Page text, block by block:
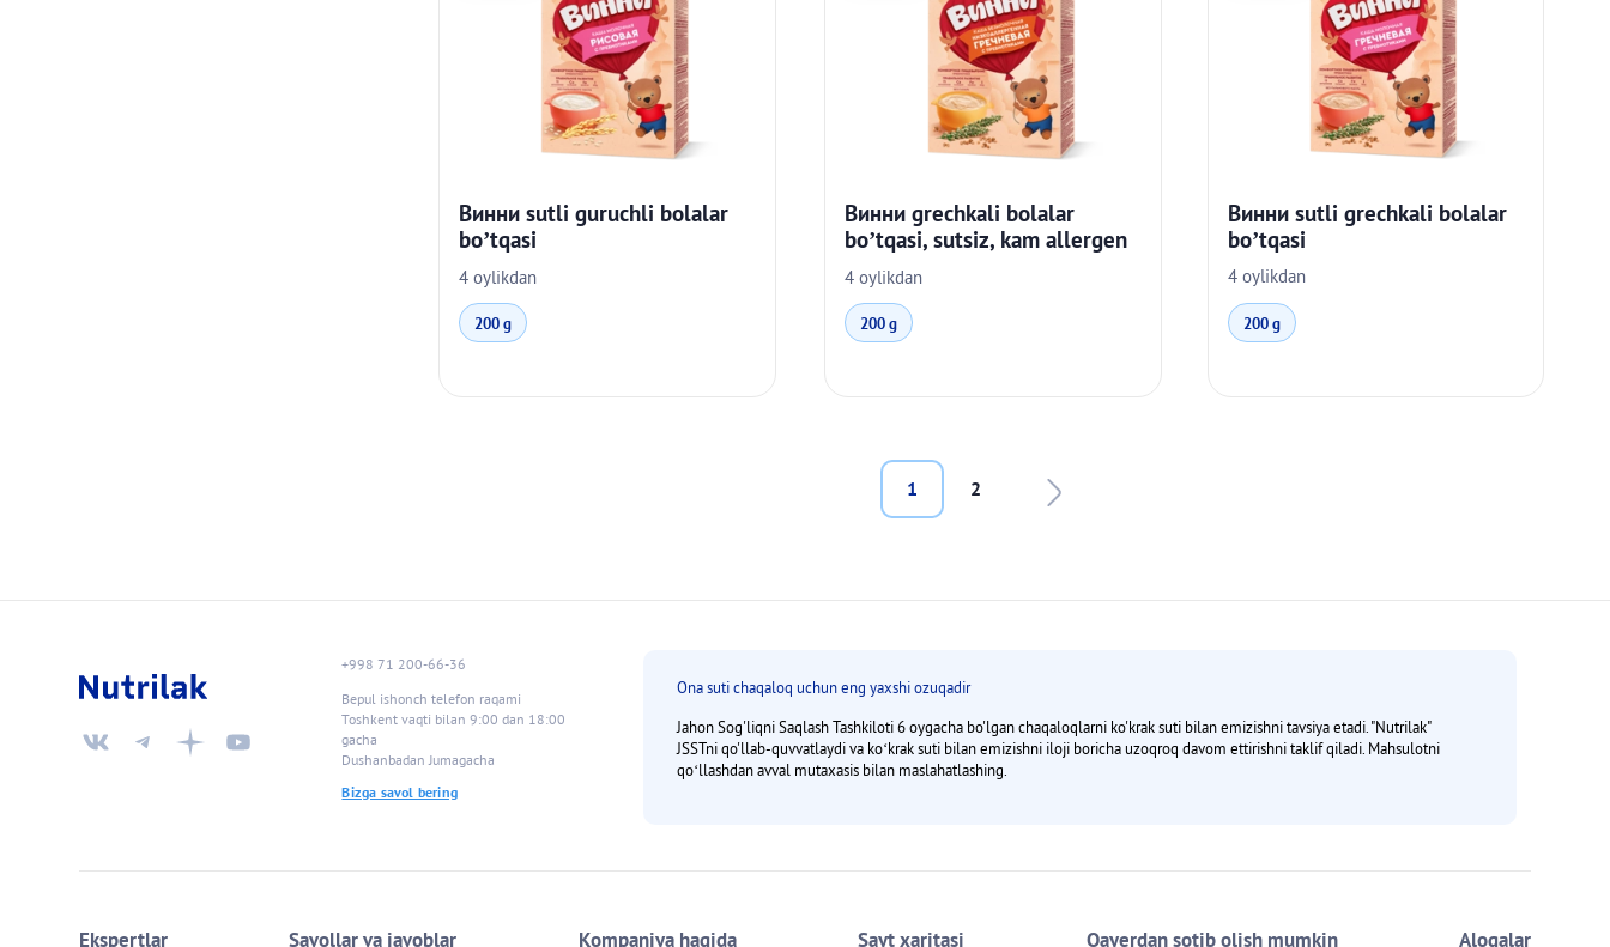
Винни sutli guruchli bolalar
bo’tqasi
4 oylikdan
200 g
Винни grechkali bolalar
bo’tqasi, sutsiz, kam allergen
4 oylikdan
200 g
Винни sutli grechkali bolalar
bo’tqasi
4 oylikdan
200 g
1 2Last page
+998 71 200-66-36
Bepul ishonch telefon raqami
Toshkent vaqti bilan 9:00 dan 18:00
gacha
Dushanbadan Jumagacha
Bizga savol bering
Ona suti chaqaloq uchun eng yaxshi ozuqadir
Jahon Sog'liqni Saqlash Tashkiloti 6 oygacha bo'lgan chaqaloqlarni ko'krak suti bilan emizishni tavsiya etadi. "Nutrilak"
JSSTni qo'llab-quvvatlaydi va koʻkrak suti bilan emizishni iloji boricha uzoqroq davom ettirishni taklif qiladi. Mahsulotni
qoʻllashdan avval mutaxasis bilan maslahatlashing.
Ekspertlar Savollar va javoblar Kompaniya haqida Sayt xaritasi Qayerdan sotib olish mumkin Aloqalar